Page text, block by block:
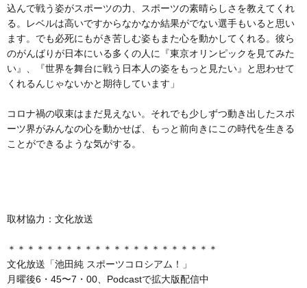
込んで戦う姿がスポーツの力、スポーツの素晴らしさを教えてくれ
る。レベルは高いですからなかなか結果がでない選手もいると思い
ます。でも必死にもがき苦しむ姿もまた心を動かしてくれる。彼ら
のがんばりが日本にいる多くの人に『東京オリンピックを見てみた
い』、『世界を舞台に戦う日本人の姿をもっと見たい』と思わせて
くれるんじゃないかと期待しています」
コロナ禍の収束はまだ見えない。それでも少しずつ動き出したスポ
ーツ界がみんなの心を動かせば、もっと前向きにこの時代を生きる
ことができるような気がする。
取材協力：文化放送
＊＊＊＊＊＊＊＊＊＊＊＊＊＊＊＊＊＊＊＊＊＊
文化放送「池田純 スポーツコロシアム！」
月曜後6・45〜7・00、Podcastで拡大版配信中